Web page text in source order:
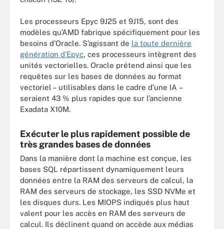
Les processeurs Epyc 9J25 et 9J15, sont des
modèles qu’AMD fabrique spécifiquement pour les
besoins d’Oracle. S’agissant de la toute dernière
génération d’Epyc, ces processeurs intègrent des
unités vectorielles. Oracle prétend ainsi que les
requêtes sur les bases de données au format
vectoriel – utilisables dans le cadre d’une IA –
seraient 43 % plus rapides que sur l’ancienne
Exadata X10M.
Exécuter le plus rapidement possible de
très grandes bases de données
Dans la manière dont la machine est conçue, les
bases SQL répartissent dynamiquement leurs
données entre la RAM des serveurs de calcul, la
RAM des serveurs de stockage, les SSD NVMe et
les disques durs. Les MIOPS indiqués plus haut
valent pour les accès en RAM des serveurs de
calcul. Ils déclinent quand on accède aux médias